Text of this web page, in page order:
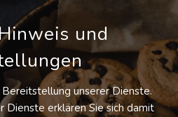
und
unserer Dienste.
Dienste erklären Sie sich damit